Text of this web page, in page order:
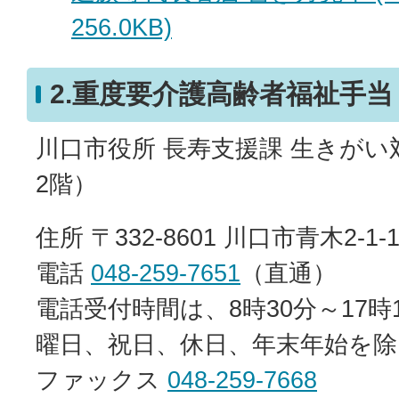
256.0KB)
2.重度要介護高齢者福祉手
川口市役所 長寿支援課 生きが
2階）
住所 〒332-8601 川口市青木2-1-1
電話 048-259-7651 （直通）
電話受付時間は、8時30分～17
曜日、祝日、休日、年末年始を
ファックス 048-259-7668